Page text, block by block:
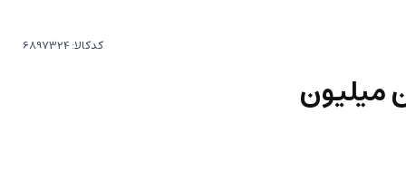
کدکالا:
میلیون